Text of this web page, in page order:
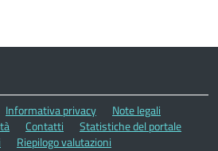
Informativa privacy
Note legali
Contatti
Statistiche del portale
Riepilogo valutazioni